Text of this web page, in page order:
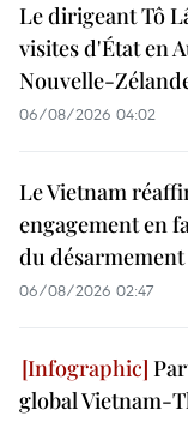
Le dirigeant Tô
visites d'État en
Nouvelle-
06/08/2026 04:02
Le Vietnam
engagement en
du
06/08/2026 02:47
global Vietnam-